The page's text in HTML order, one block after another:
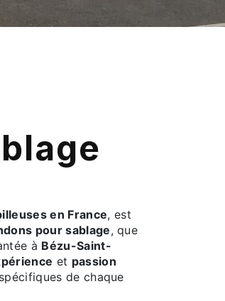
en France, est
pour sablage, que
à Bézu-Saint-
et passion
de chaque